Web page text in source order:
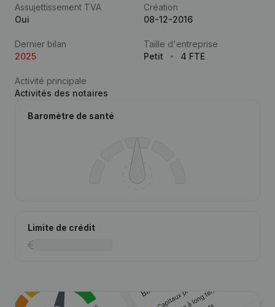
Assujettissement TVA
Oui
Création
08-12-2016
Dernier bilan
2025
Taille d'entreprise
Petit
4 FTE
Activité principale
Activités des notaires
Baromètre de santé
Limite de crédit